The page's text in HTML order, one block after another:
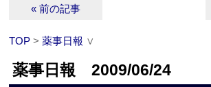
« 前の記事
TOP >薬事日報 ∨
薬事日報 2009/06/24